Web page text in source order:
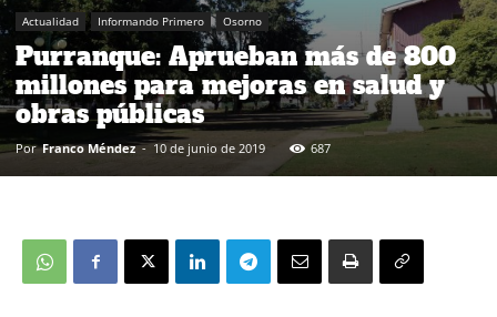
Actualidad Informando Primero Osorno
Purranque: Aprueban más de 800
millones para mejoras en salud y
obras públicas
Por Franco Méndez - 10 de junio de 2019 687